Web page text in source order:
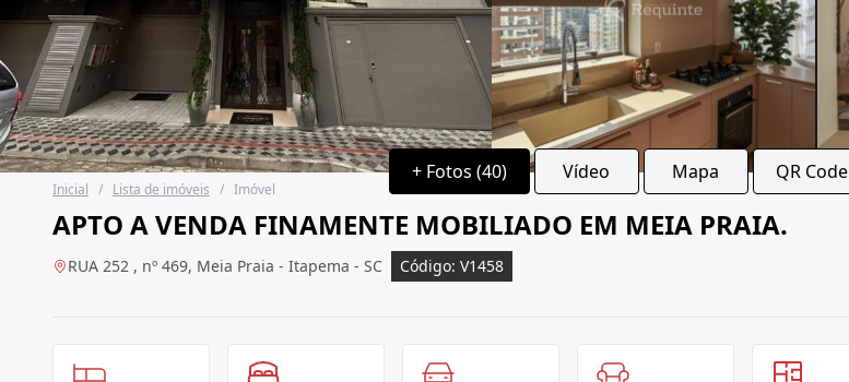
+ Fotos (40) Vídeo Mapa QR Code
Inicial / Lista de imóveis / Imóvel
APTO A VENDA FINAMENTE MOBILIADO EM MEIA PRAIA.
RUA 252 , nº 469, Meia Praia - Itapema - SC Código: V1458